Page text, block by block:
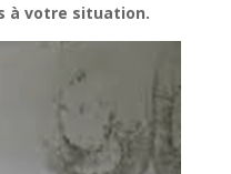
à votre situation.